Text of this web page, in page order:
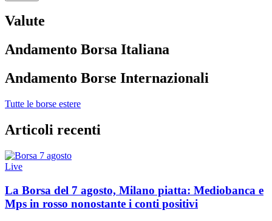
Valute
Andamento Borsa Italiana
Andamento Borse Internazionali
Tutte le borse estere
Articoli recenti
Live
La Borsa del 7 agosto, Milano piatta: Mediobanca e
Mps in rosso nonostante i conti positivi